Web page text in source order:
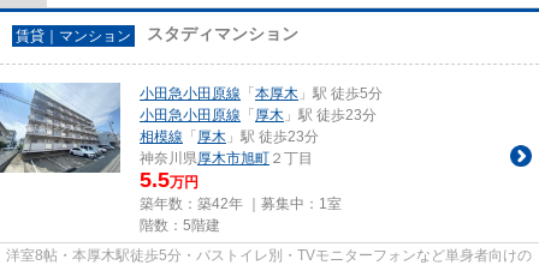
賃貸｜マンション スタディマンション
小田急小田原線 「本厚木 」駅 徒歩5分
小田急小田原線 「厚木 」駅 徒歩23分
相模線 「厚木 」駅 徒歩23分
神奈川県厚木市旭町 ２丁目
5.5万円
築年数：築42年 ｜募集中： 1室
階数：5階建
洋室8帖・本厚木駅徒歩5分・バストイレ別・TVモニターフォンなど単身者向けの